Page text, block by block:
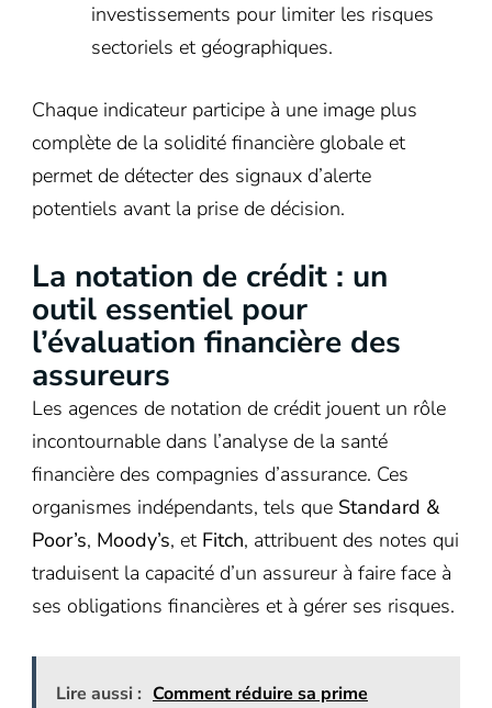
investissements pour limiter les risques
sectoriels et géographiques.
Chaque indicateur participe à une image plus
complète de la solidité financière globale et
permet de détecter des signaux d’alerte
potentiels avant la prise de décision.
La notation de crédit : un
outil essentiel pour
l’évaluation financière des
assureurs
Les agences de notation de crédit jouent un rôle
incontournable dans l’analyse de la santé
financière des compagnies d’assurance. Ces
organismes indépendants, tels que Standard &
Poor’s, Moody’s, et Fitch, attribuent des notes qui
traduisent la capacité d’un assureur à faire face à
ses obligations financières et à gérer ses risques.
Lire aussi : Comment réduire sa prime